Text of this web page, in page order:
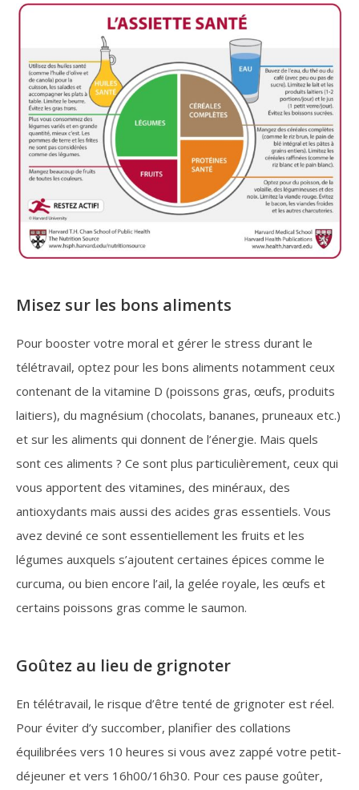
Misez sur les bons aliments
Pour booster votre moral et gérer le stress durant le
télétravail, optez pour les bons aliments notamment ceux
contenant de la vitamine D (poissons gras, œufs, produits
laitiers), du magnésium (chocolats, bananes, pruneaux etc.)
et sur les aliments qui donnent de l’énergie. Mais quels
sont ces aliments ? Ce sont plus particulièrement, ceux qui
vous apportent des vitamines, des minéraux, des
antioxydants mais aussi des acides gras essentiels. Vous
avez deviné ce sont essentiellement les fruits et les
légumes auxquels s’ajoutent certaines épices comme le
curcuma, ou bien encore l’ail, la gelée royale, les œufs et
certains poissons gras comme le saumon.
Goûtez au lieu de grignoter
En télétravail, le risque d’être tenté de grignoter est réel.
Pour éviter d’y succomber, planifier des collations
équilibrées vers 10 heures si vous avez zappé votre petit-
déjeuner et vers 16h00/16h30. Pour ces pause goûter,